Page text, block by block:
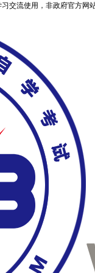
交流使用，非政府官方